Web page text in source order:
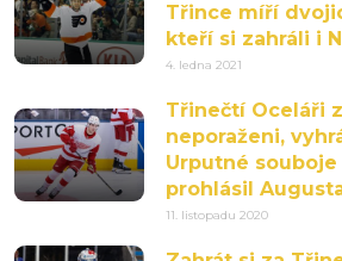
Třince míří
kteří si zahráli i
4. ledna 2021
Třinečtí Oceláři
neporaženi,
Urputné
prohlásil
11. listopadu 2020